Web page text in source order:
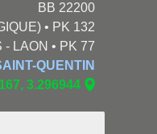
BB 22200
• PK 132
- LAON • PK 77
QUENTIN
3.296944